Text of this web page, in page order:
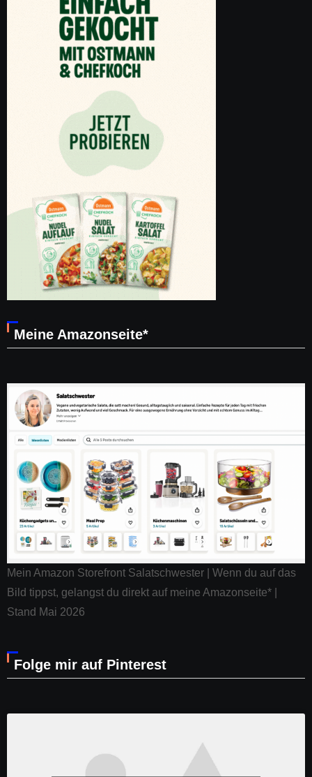
Meine Amazonseite*
Mein Amazon Storefront Salatschwester | Wenn du auf das
Bild tippst, gelangst du direkt auf meine Amazonseite* |
Stand Mai 2026
Folge mir auf Pinterest